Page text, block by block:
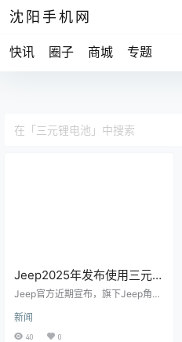
沈阳手机网
快讯 圈子 商城 专题
Jeep2025年发布使用三元锂
电池角斗士4xe版
Jeep官方近期宣布，旗下Jeep角斗
正式发布。该车的核心动力单元是
高效能的2.0T涡轮增压四缸发动机
新闻
40 0